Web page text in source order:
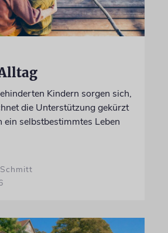
Kindern sorgen sich,
die Unterstützung gekürzt
ein selbstbestimmtes Leben